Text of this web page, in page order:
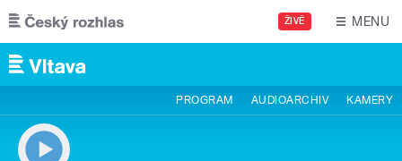
Přejít k hlavnímu obsahu
ŽIVĚ MENU
PROGRAM AUDIOARCHIV KAMERY